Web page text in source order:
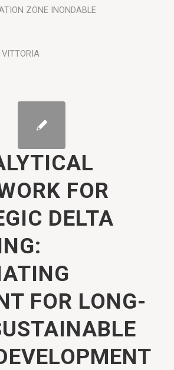
ZONE INONDABLE
VITTORIA
FOR
DELTA
FOR LONG-